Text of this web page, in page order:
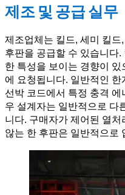
제조 및 공급 실무
제조업체는 킬드, 세미 킬
후판을 공급할 수 있습니다
한 특성을 보이는 경향이
에 요청됩니다. 일반적인
선박 코드에서 특정 충격
우 설계자는 일반적으로 다
니다. 구매자가 제어된 열
않는 한 후판은 일반적으로